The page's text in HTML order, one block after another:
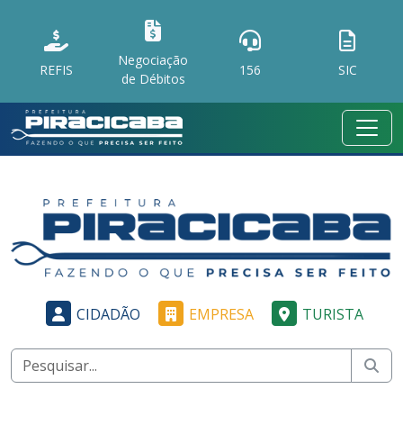
REFIS
Negociação
de Débitos
156 SIC
CIDADÃO EMPRESA TURISTA